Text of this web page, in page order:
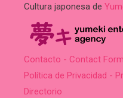
Cultura japonesa de
Contacto - Contact Form
Política de Privacidad -
Directorio